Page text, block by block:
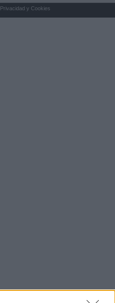
Privacidad y Cookies